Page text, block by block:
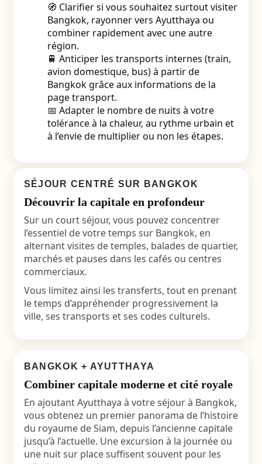
🧭 Clarifier si vous souhaitez surtout visiter
Bangkok, rayonner vers Ayutthaya ou
combiner rapidement avec une autre
région.
🚆 Anticiper les transports internes (train,
avion domestique, bus) à partir de
Bangkok grâce aux informations de la
page transport.
📅 Adapter le nombre de nuits à votre
tolérance à la chaleur, au rythme urbain et
à l’envie de multiplier ou non les étapes.
SÉJOUR CENTRÉ SUR BANGKOK
Découvrir la capitale en profondeur
Sur un court séjour, vous pouvez concentrer
l’essentiel de votre temps sur Bangkok, en
alternant visites de temples, balades de quartier,
marchés et pauses dans les cafés ou centres
commerciaux.
Vous limitez ainsi les transferts, tout en prenant
le temps d’appréhender progressivement la
ville, ses transports et ses codes culturels.
BANGKOK + AYUTTHAYA
Combiner capitale moderne et cité royale
En ajoutant Ayutthaya à votre séjour à Bangkok,
vous obtenez un premier panorama de l’histoire
du royaume de Siam, depuis l’ancienne capitale
jusqu’à l’actuelle. Une excursion à la journée ou
une nuit sur place suffisent souvent pour les